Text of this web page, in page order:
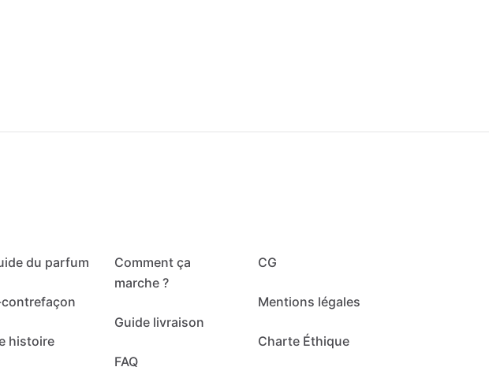
du parfum
histoire
Comment ça
marche ?
Guide livraison
FAQ
CG
Mentions légales
Charte Éthique